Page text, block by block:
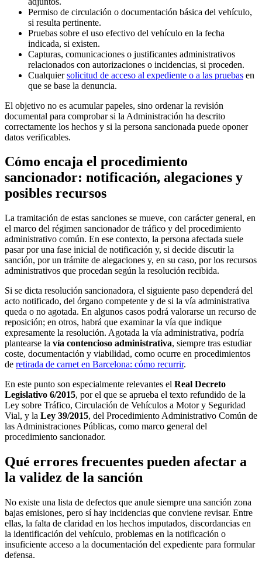
Permiso de circulación o documentación básica del vehículo,
si resulta pertinente.
Pruebas sobre el uso efectivo del vehículo en la fecha
indicada, si existen.
Capturas, comunicaciones o justificantes administrativos
relacionados con autorizaciones o incidencias, si proceden.
Cualquiersolicitud de acceso al expediente o a las pruebas en
que se base la denuncia.
El objetivo no es acumular papeles, sino ordenar la revisión
documental para comprobar si la Administración ha descrito
correctamente los hechos y si la persona sancionada puede oponer
datos verificables.
Cómo encaja el procedimiento
sancionador: notificación, alegaciones y
posibles recursos
La tramitación de estas sanciones se mueve, con carácter general, en
el marco del régimen sancionador de tráfico y del procedimiento
administrativo común. En ese contexto, la persona afectada suele
pasar por una fase inicial de notificación y, si decide discutir la
sanción, por un trámite de alegaciones y, en su caso, por los recursos
administrativos que procedan según la resolución recibida.
Si se dicta resolución sancionadora, el siguiente paso dependerá del
acto notificado, del órgano competente y de si la vía administrativa
queda o no agotada. En algunos casos podrá valorarse un recurso de
reposición; en otros, habrá que examinar la vía que indique
expresamente la resolución. Agotada la vía administrativa, podría
plantearse la vía contencioso administrativa, siempre tras estudiar
coste, documentación y viabilidad, como ocurre en procedimientos
de retirada de carnet en Barcelona: cómo recurrir.
En este punto son especialmente relevantes el Real Decreto
Legislativo 6/2015, por el que se aprueba el texto refundido de la
Ley sobre Tráfico, Circulación de Vehículos a Motor y Seguridad
Vial, y la Ley 39/2015, del Procedimiento Administrativo Común de
las Administraciones Públicas, como marco general del
procedimiento sancionador.
Qué errores frecuentes pueden afectar a
la validez de la sanción
No existe una lista de defectos que anule siempre una sanción zona
bajas emisiones, pero sí hay incidencias que conviene revisar. Entre
ellas, la falta de claridad en los hechos imputados, discordancias en
la identificación del vehículo, problemas en la notificación o
insuficiente acceso a la documentación del expediente para formular
defensa.